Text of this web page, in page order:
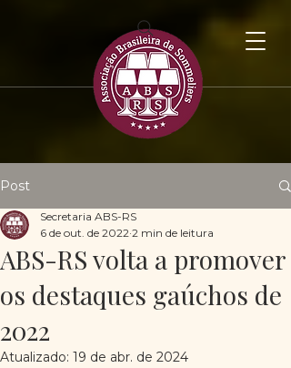
Post
ABS-RS volta a promover
os destaques gaúchos de
2022
Secretaria ABS-RS
6 de out. de 2022 2 min de leitura
Atualizado: 19 de abr. de 2024